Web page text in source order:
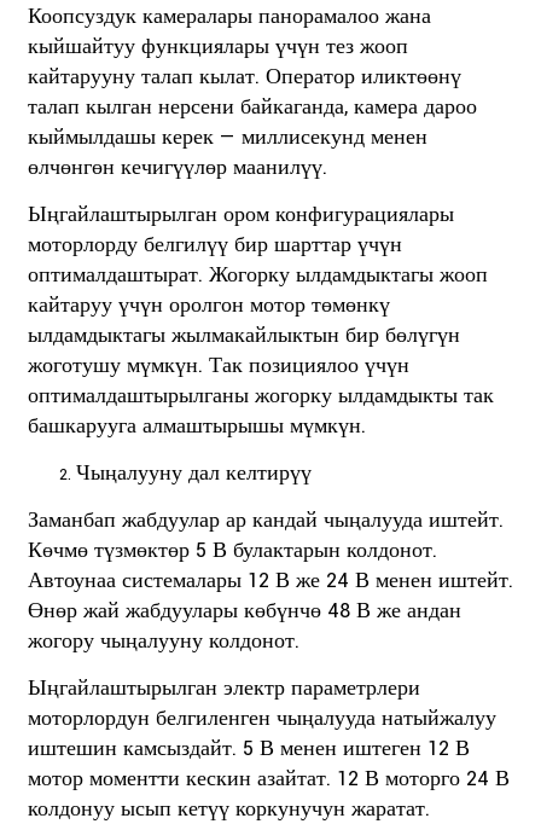
Коопсуздук камералары панорамалоо жана
кыйшайтуу функциялары үчүн тез жооп
кайтарууну талап кылат. Оператор иликтөөнү
талап кылган нерсени байкаганда, камера дароо
кыймылдашы керек — миллисекунд менен
өлчөнгөн кечигүүлөр маанилүү.
Ыңгайлаштырылган ором конфигурациялары
моторлорду белгилүү бир шарттар үчүн
оптималдаштырат. Жогорку ылдамдыктагы жооп
кайтаруу үчүн оролгон мотор төмөнкү
ылдамдыктагы жылмакайлыктын бир бөлүгүн
жоготушу мүмкүн. Так позициялоо үчүн
оптималдаштырылганы жогорку ылдамдыкты так
башкарууга алмаштырышы мүмкүн.
Чыңалууну дал келтирүү
Заманбап жабдуулар ар кандай чыңалууда иштейт.
Көчмө түзмөктөр 5 В булактарын колдонот.
Автоунаа системалары 12 В же 24 В менен иштейт.
Өнөр жай жабдуулары көбүнчө 48 В же андан
жогору чыңалууну колдонот.
Ыңгайлаштырылган электр параметрлери
моторлордун белгиленген чыңалууда натыйжалуу
иштешин камсыздайт. 5 В менен иштеген 12 В
мотор моментти кескин азайтат. 12 В моторго 24 В
колдонуу ысып кетүү коркунучун жаратат.